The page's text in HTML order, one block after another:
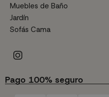
Muebles de Baño
Jardín
Sofás Cama
Pago 100% seguro